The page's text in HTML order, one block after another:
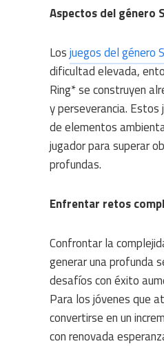
Aspectos del género
Losjuegos del género
dificultad elevada,
Ring* se construyen
y perseverancia.
de elementos
jugador para superar
profundas.
Enfrentar retos
Confrontar la
generar una profunda
desafíos con éxito
Para los jóvenes que
convertirse en un
con renovada